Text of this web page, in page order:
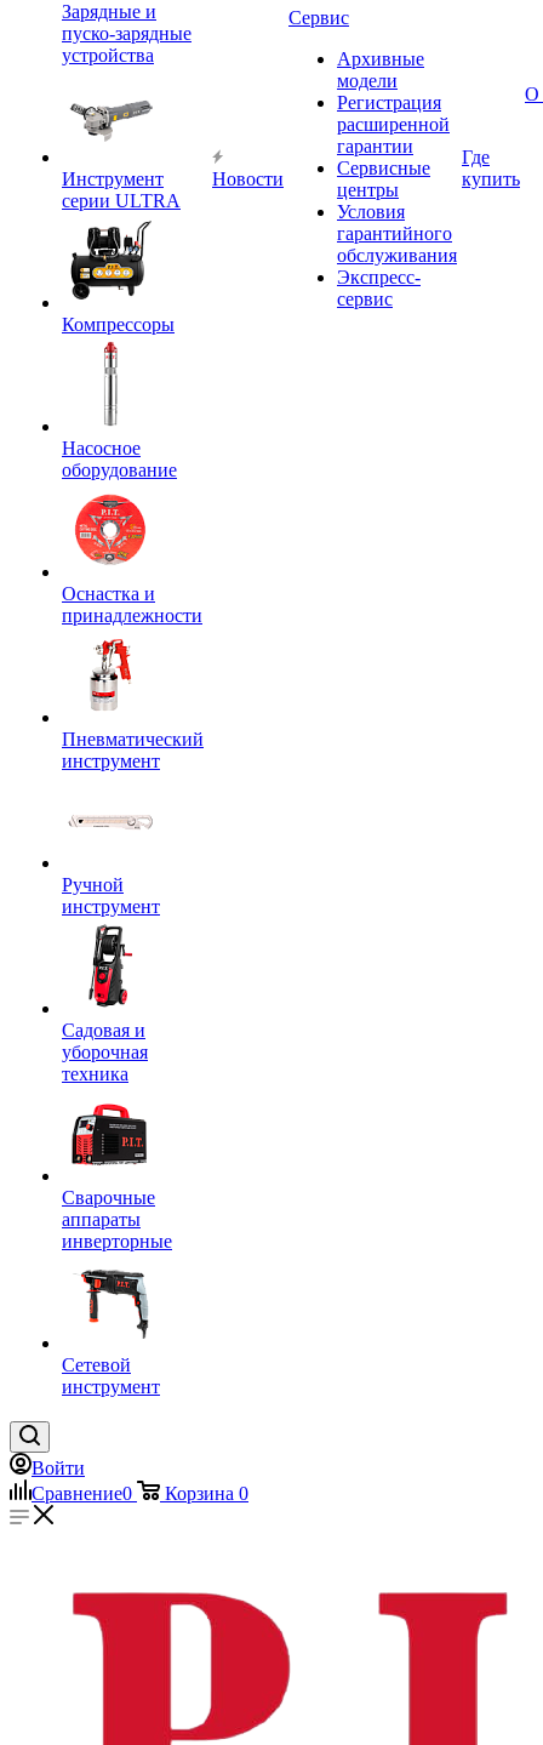
Зарядные и
пуско-зарядные
устройства
Инструмент
серии ULTRA
Компрессоры
Насосное
оборудование
Оснастка и
принадлежности
Пневматический
инструмент
Ручной
инструмент
Садовая и
уборочная
техника
Сварочные
аппараты
инверторные
Сетевой
инструмент
Новости
Сервис
Архивные
модели
Регистрация
расширенной
гарантии
Сервисные
центры
Условия
гарантийного
обслуживания
Экспресс-
сервис
Где
купить
О
Войти
Сравнение0 Корзина 0